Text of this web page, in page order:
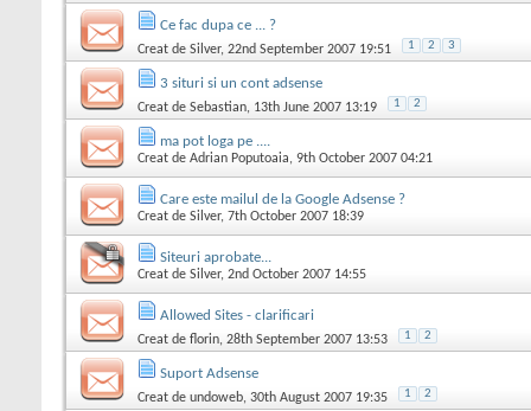
Ce fac dupa ce ... ?
Creat de Silver, 22nd September 2007 19:51 1 2 3
3 situri si un cont adsense
Creat de Sebastian, 13th June 2007 13:19 1 2
ma pot loga pe ....
Creat de Adrian Poputoaia, 9th October 2007 04:21
Care este mailul de la Google Adsense ?
Creat de Silver, 7th October 2007 18:39
Siteuri aprobate...
Creat de Silver, 2nd October 2007 14:55
Allowed Sites - clarificari
Creat de florin, 28th September 2007 13:53 1 2
Suport Adsense
Creat de undoweb, 30th August 2007 19:35 1 2